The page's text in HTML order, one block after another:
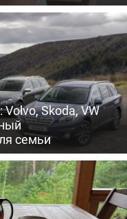
Skoda, VW
семьи